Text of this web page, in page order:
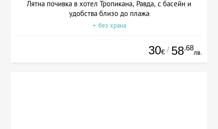
Лятна почивка в хотел Тропикана, Равда, с басейн и
удобства близо до плажа
+ без храна
30€ / 58.68
лв.